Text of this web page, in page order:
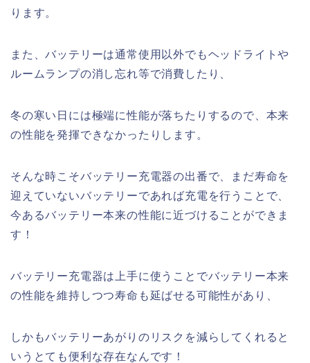
ります。
また、バッテリーは通常使用以外でもヘッドライトや
ルームランプの消し忘れ等で消費したり、
冬の寒い日には極端に性能が落ちたりするので、本来
の性能を発揮できなかったりします。
そんな時こそバッテリー充電器の出番で、まだ寿命を
迎えていないバッテリーであれば充電を行うことで、
今あるバッテリー本来の性能に近づけることができま
す！
バッテリー充電器は上手に使うことでバッテリー本来
の性能を維持しつつ寿命も延ばせる可能性があり、
しかもバッテリーあがりのリスクを減らしてくれると
いうとても便利な存在なんです！